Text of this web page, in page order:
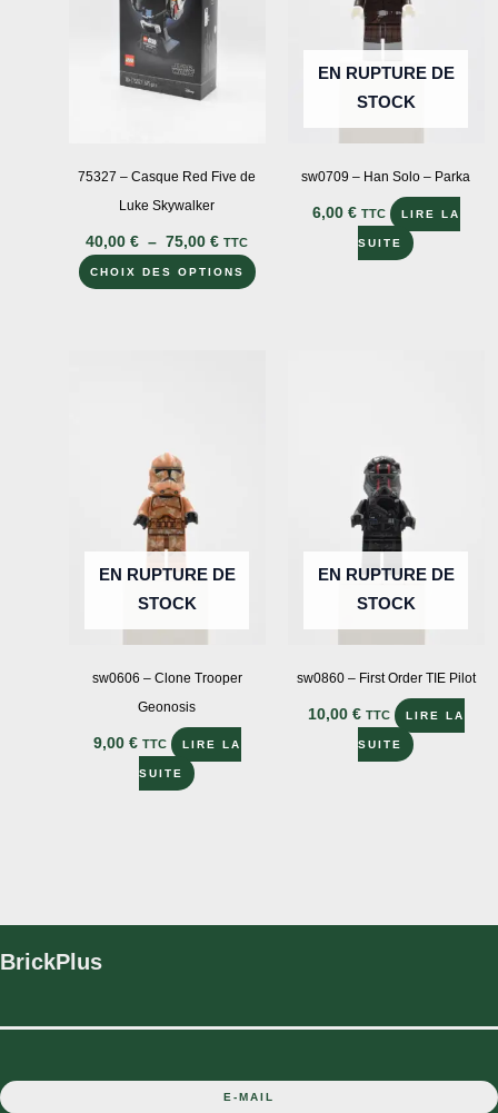
75327 – Casque Red Five de
Luke Skywalker
40,00€ – 75,00€Plage
de
prix :
40,00 €
TTC
CHOIX DES OPTIONS
Ce
produit
EN RUPTURE DE
STOCK
sw0709 – Han Solo – Parka
6,00 € TTC LIRE LA
SUITE
EN RUPTURE DE
STOCK
sw0606 – Clone Trooper
Geonosis
9,00 € TTC LIRE LA
SUITE
EN RUPTURE DE
STOCK
sw0860 – First Order TIE Pilot
10,00 € TTC LIRE LA
SUITE
BrickPlus
E-MAIL